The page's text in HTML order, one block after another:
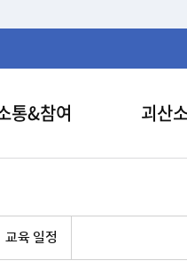
통&참여 괴산
교육 일정